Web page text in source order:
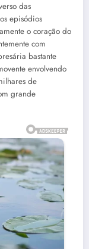
das
episódios
o coração do
com
bastante
envolvendo
de
grande